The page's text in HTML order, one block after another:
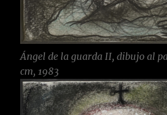
Ángel de la guarda II, dibujo al
cm, 1983